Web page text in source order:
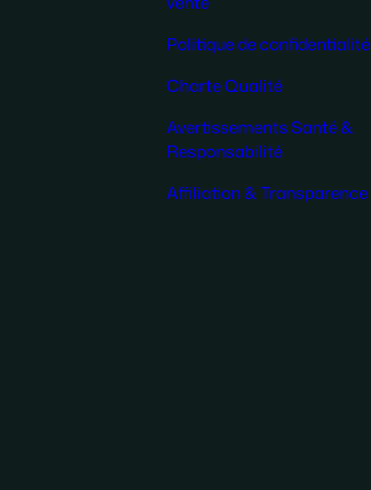
Politique de confidentialité
Charte Qualité
Avertissements Santé &
Responsabilité
Affiliation & Transparence